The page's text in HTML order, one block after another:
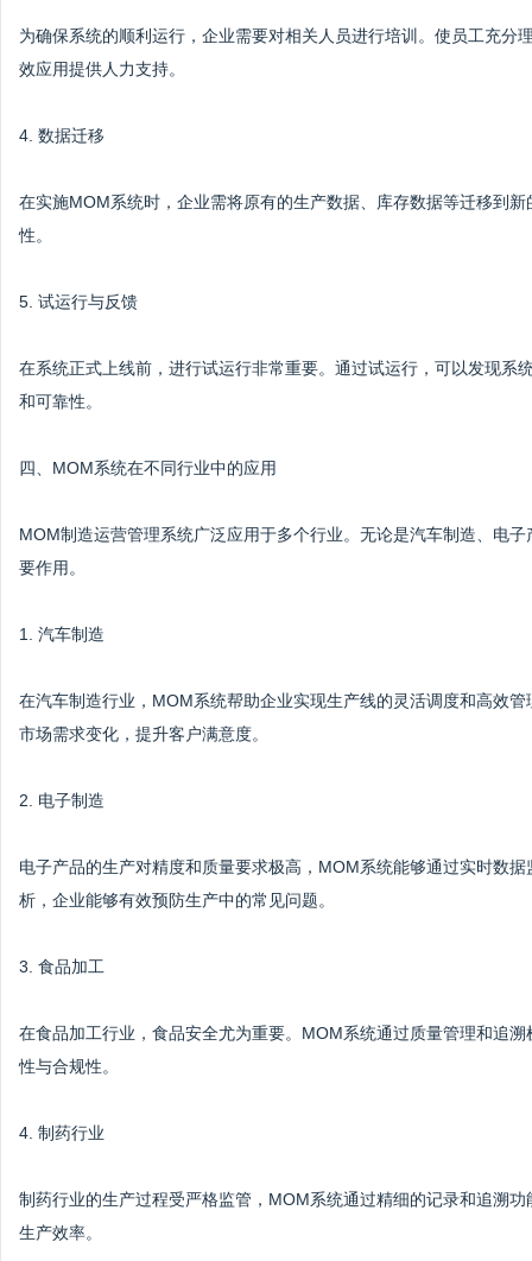
为确保系统的顺利运行，企业需要对相关人员进行培训。使员工充
效应用提供人力支持。
4. 数据迁移
在实施MOM系统时，企业需将原有的生产数据、库存数据等迁移到
性。
5. 试运行与反馈
在系统正式上线前，进行试运行非常重要。通过试运行，可以发现系
和可靠性。
四、MOM系统在不同行业中的应用
MOM制造运营管理系统广泛应用于多个行业。无论是汽车制造、电
要作用。
1. 汽车制造
在汽车制造行业，MOM系统帮助企业实现生产线的灵活调度和高效
市场需求变化，提升客户满意度。
2. 电子制造
电子产品的生产对精度和质量要求极高，MOM系统能够通过实时数
析，企业能够有效预防生产中的常见问题。
3. 食品加工
在食品加工行业，食品安全尤为重要。MOM系统通过质量管理和追
性与合规性。
4. 制药行业
制药行业的生产过程受严格监管，MOM系统通过精细的记录和追溯
生产效率。